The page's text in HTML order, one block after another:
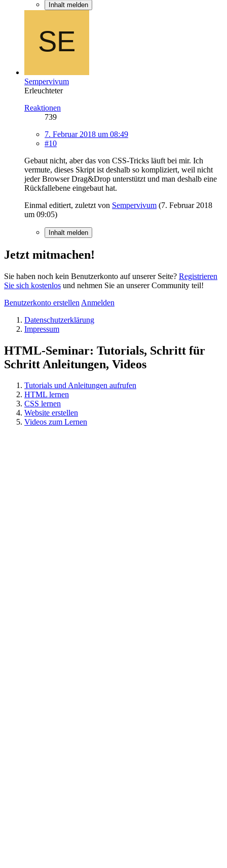
Inhalt melden
Sempervivum
Erleuchteter
Reaktionen
739
7. Februar 2018 um 08:49
#10
Gebaut nicht, aber das von CSS-Tricks läuft bei mir. Ich
vermute, dieses Skript ist deshalb so kompliziert, weil nicht
jeder Browser Drag&Drop unterstützt und man deshalb eine
Rückfallebene eingebaut hat.
Einmal editiert, zuletzt von Sempervivum (7. Februar 2018
um 09:05)
Inhalt melden
Jetzt mitmachen!
Sie haben noch kein Benutzerkonto auf unserer Seite? Registrieren
Sie sich kostenlos und nehmen Sie an unserer Community teil!
Benutzerkonto erstellen Anmelden
Datenschutzerklärung
Impressum
HTML-Seminar: Tutorials, Schritt für
Schritt Anleitungen, Videos
Tutorials und Anleitungen aufrufen
HTML lernen
CSS lernen
Website erstellen
Videos zum Lernen